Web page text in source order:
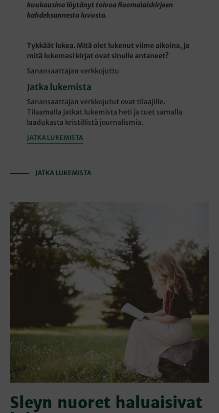
kuukausina löytänyt toivoa Roomalaiskirjeen
kahdeksannesta luvusta.
Tykkäät lukea. Mitä olet lukenut viime aikoina, ja
mitä lukemasi kirjat ovat sinulle antaneet?
Sanansaattajan verkkojuttu
Jatka lukemista
Sanansaattajan verkkojutut ovat tilaajille.
Tilaamalla jatkat lukemista heti ja tuet samalla
laadukasta kristillistä journalismia.
JATKA LUKEMISTA
JATKA LUKEMISTA
Sleyn nuoret haluaisivat